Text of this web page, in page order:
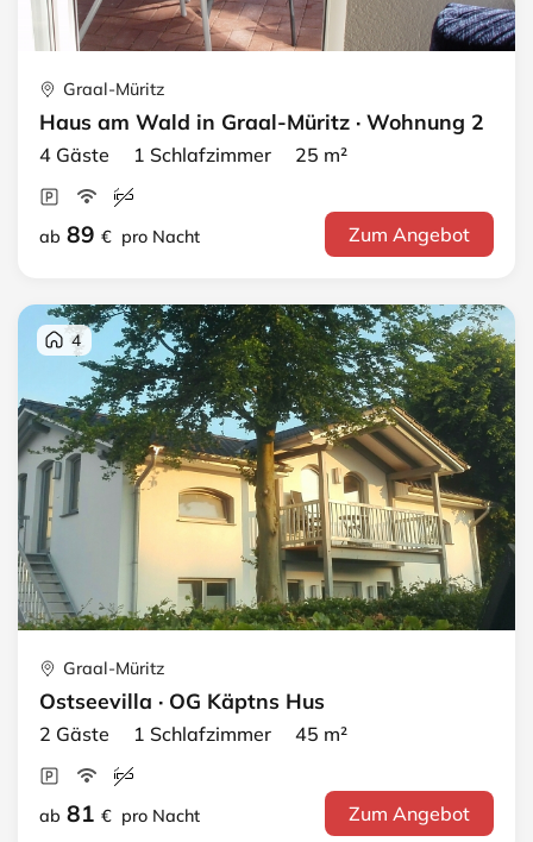
Graal-Müritz
Haus am Wald in Graal-Müritz · Wohnung 2
4 Gäste 1 Schlafzimmer 25 m²
ab 89 € pro Nacht Zum Angebot
4
Graal-Müritz
Ostseevilla · OG Käptns Hus
2 Gäste 1 Schlafzimmer 45 m²
ab 81 € pro Nacht Zum Angebot